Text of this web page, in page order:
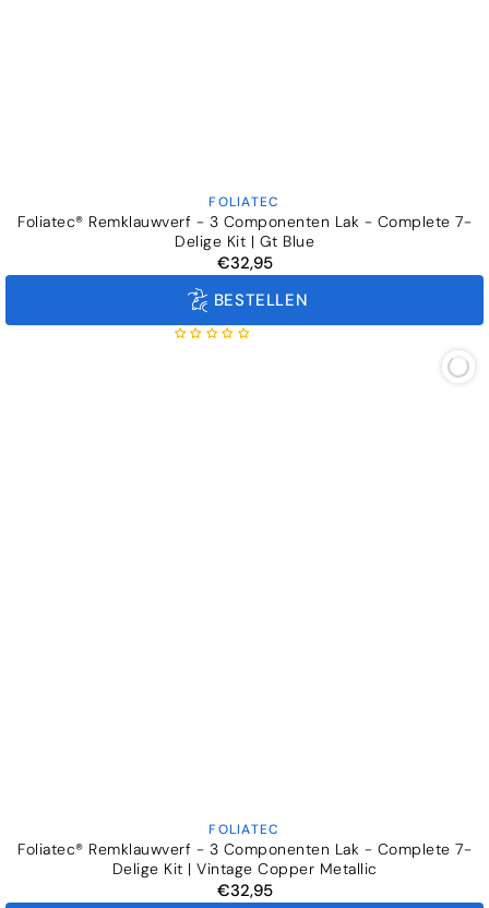
Verkoper:
FOLIATEC
Foliatec® Remklauwverf - 3 Componenten Lak - Complete 7-
Delige Kit | Gt Blue
Normale
€32,95
BESTELLEN
Verkoper:
FOLIATEC
Foliatec® Remklauwverf - 3 Componenten Lak - Complete 7-
Delige Kit | Vintage Copper Metallic
Normale
€32,95